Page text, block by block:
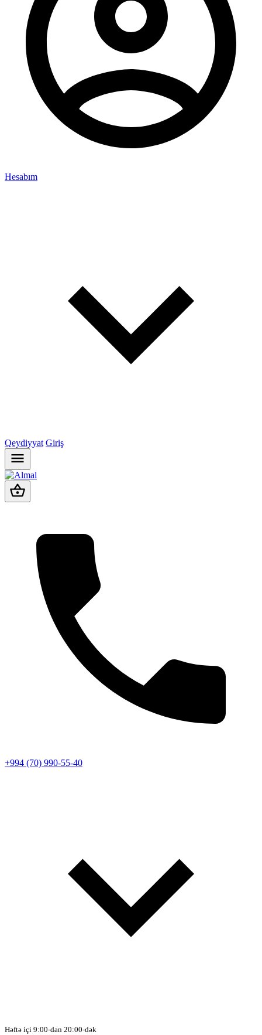
Hesabım
Qeydiyyat Giriş
+994 (70) 990-55-40
Həftə içi 9:00-dan 20:00-dək